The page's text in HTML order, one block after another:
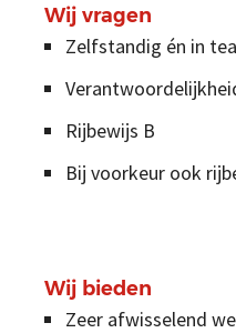
Wij vragen
Zelfstandig én in
Rijbewijs B
Bij voorkeur ook
Wij bieden
Zeer afwisselend